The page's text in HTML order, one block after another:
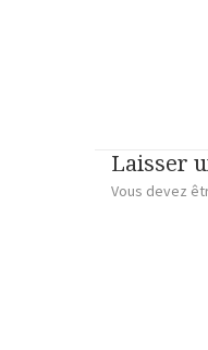
Laisser
Vous devez